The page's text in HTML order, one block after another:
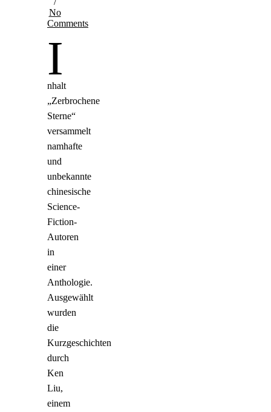
No
Comments
I
nhalt
„Zerbrochene
Sterne“
versammelt
namhafte
und
unbekannte
chinesische
Science-
Fiction-
Autoren
in
einer
Anthologie.
Ausgewählt
wurden
die
Kurzgeschichten
durch
Ken
Liu,
einem